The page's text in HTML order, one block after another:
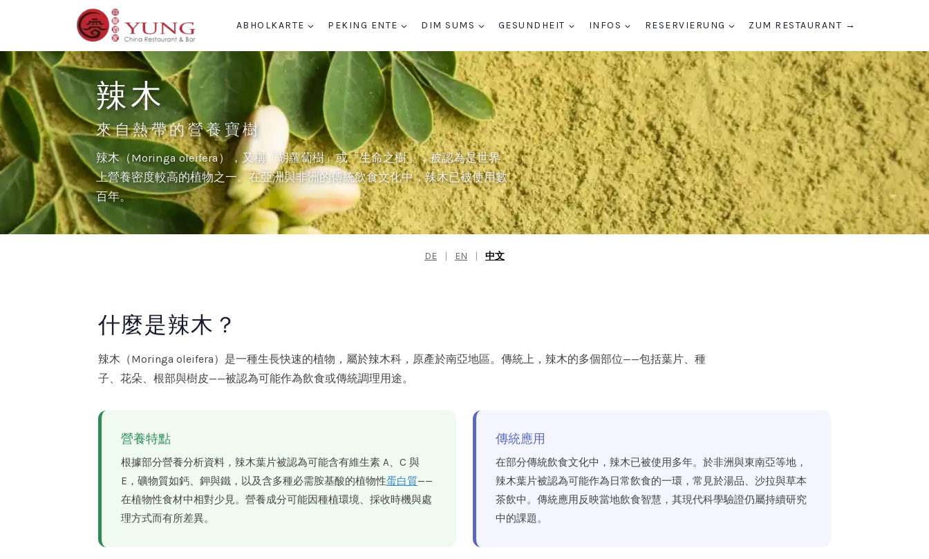
ABHOLKARTE PEKING ENTE DIM SUMS GESUNDHEIT INFOS RESERVIERUNG ZUM RESTAURANT →
辣木
來自熱帶的營養寶樹
辣木（Moringa oleifera），又稱「胡蘿蔔樹」或「生命之樹」，被認為是世界
上營養密度較高的植物之一。在亞洲與非洲的傳統飲食文化中，辣木已被使用數
百年。
DE | EN | 中文
什麼是辣木？
辣木（Moringa oleifera）是一種生長快速的植物，屬於辣木科，原產於南亞地區。傳統上，辣木的多個部位——包括葉片、種
子、花朵、根部與樹皮——被認為可能作為飲食或傳統調理用途。
營養特點
根據部分營養分析資料，辣木葉片被認為可能含有維生素 A、C 與
E，礦物質如鈣、鉀與鐵，以及含多種必需胺基酸的植物性蛋白質——
在植物性食材中相對少見。營養成分可能因種植環境、採收時機與處
理方式而有所差異。
傳統應用
在部分傳統飲食文化中，辣木已被使用多年。於非洲與東南亞等地，
辣木葉片被認為可能作為日常飲食的一環，常見於湯品、沙拉與草本
茶飲中。傳統應用反映當地飲食智慧，其現代科學驗證仍屬持續研究
中的課題。